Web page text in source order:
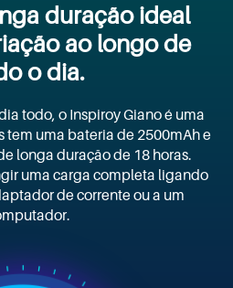
duração ideal
ao longo de
o dia.
todo, o Inspiroy Giano é uma
tem uma bateria de 2500mAh e
longa duração de 18 horas.
uma carga completa ligando
de corrente ou a um